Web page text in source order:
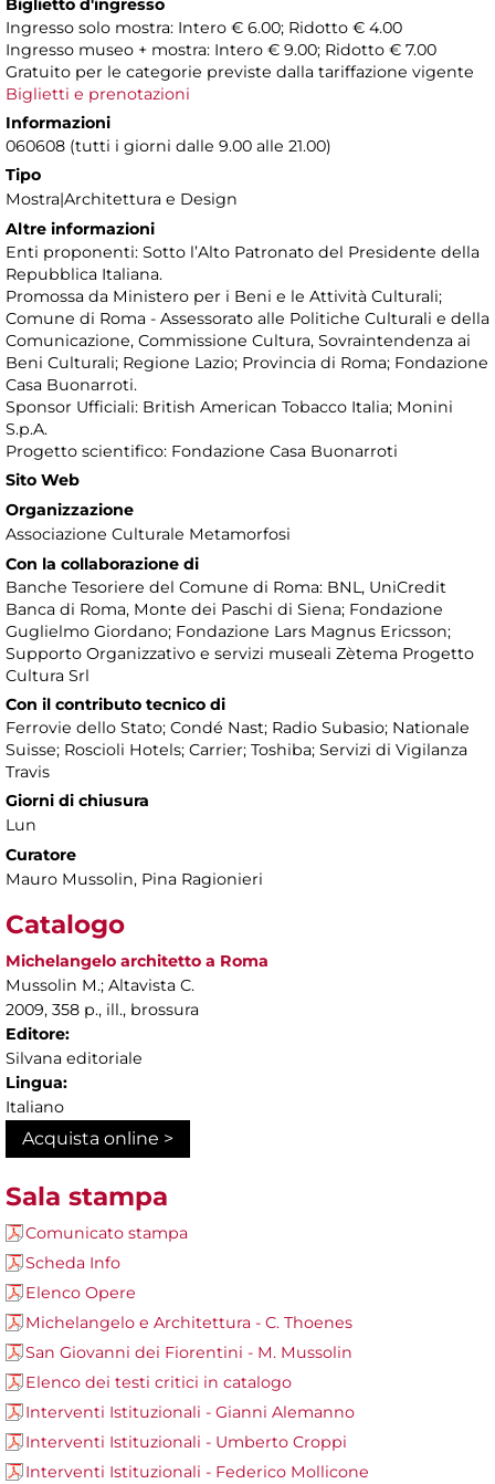
Biglietto d'ingresso
Ingresso solo mostra: Intero € 6.00; Ridotto € 4.00
Ingresso museo + mostra: Intero € 9.00; Ridotto € 7.00
Gratuito per le categorie previste dalla tariffazione vigente
Biglietti e prenotazioni
Informazioni
060608 (tutti i giorni dalle 9.00 alle 21.00)
Tipo
Mostra|Architettura e Design
Altre informazioni
Enti proponenti: Sotto l’Alto Patronato del Presidente della
Repubblica Italiana.
Promossa da Ministero per i Beni e le Attività Culturali;
Comune di Roma - Assessorato alle Politiche Culturali e della
Comunicazione, Commissione Cultura, Sovraintendenza ai
Beni Culturali; Regione Lazio; Provincia di Roma; Fondazione
Casa Buonarroti.
Sponsor Ufficiali: British American Tobacco Italia; Monini
S.p.A.
Progetto scientifico: Fondazione Casa Buonarroti
Sito Web
Organizzazione
Associazione Culturale Metamorfosi
Con la collaborazione di
Banche Tesoriere del Comune di Roma: BNL, UniCredit
Banca di Roma, Monte dei Paschi di Siena; Fondazione
Guglielmo Giordano; Fondazione Lars Magnus Ericsson;
Supporto Organizzativo e servizi museali Zètema Progetto
Cultura Srl
Con il contributo tecnico di
Ferrovie dello Stato; Condé Nast; Radio Subasio; Nationale
Suisse; Roscioli Hotels; Carrier; Toshiba; Servizi di Vigilanza
Travis
Giorni di chiusura
Lun
Curatore
Mauro Mussolin, Pina Ragionieri
Catalogo
Michelangelo architetto a Roma
Mussolin M.; Altavista C.
2009, 358 p., ill., brossura
Editore:
Silvana editoriale
Lingua:
Italiano
Acquista online >
Sala stampa
Comunicato stampa
Scheda Info
Elenco Opere
Michelangelo e Architettura - C. Thoenes
San Giovanni dei Fiorentini - M. Mussolin
Elenco dei testi critici in catalogo
Interventi Istituzionali - Gianni Alemanno
Interventi Istituzionali - Umberto Croppi
Interventi Istituzionali - Federico Mollicone